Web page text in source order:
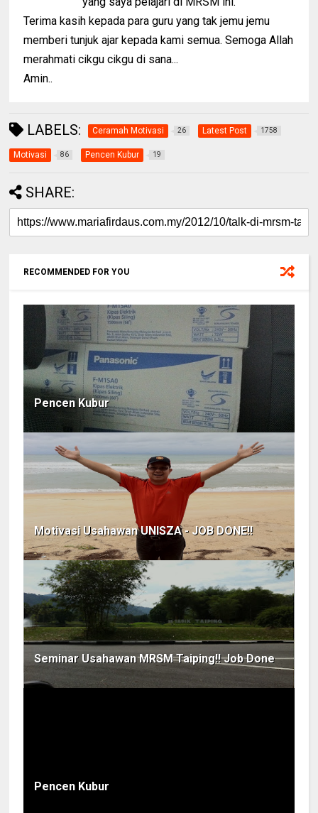
Terima kasih kepada para guru yang tak jemu jemu
memberi tunjuk ajar kepada kami semua. Semoga Allah
merahmati cikgu cikgu di sana...
Amin..
LABELS: Ceramah Motivasi 26 Latest Post 1758
Motivasi 86 Pencen Kubur 19
SHARE:
RECOMMENDED FOR YOU
Pencen Kubur
Motivasi Usahawan UNISZA - JOB DONE!!
Seminar Usahawan MRSM Taiping!! Job Done
Pencen Kubur